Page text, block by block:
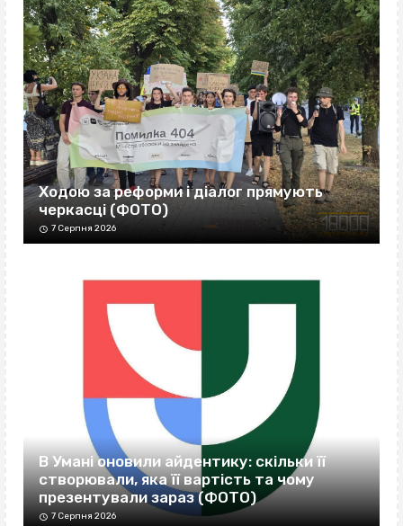
Ходою за реформи і діалог прямують
черкасці (ФОТО)
7 Серпня 2026
В Умані оновили айдентику: скільки її
створювали, яка її вартість та чому
презентували зараз (ФОТО)
7 Серпня 2026